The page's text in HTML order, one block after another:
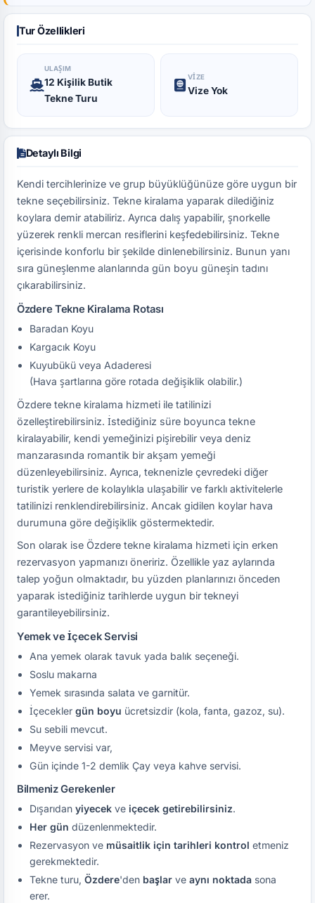
Tur Özellikleri
ULAŞIM
12 Kişilik Butik
Tekne Turu
VIZE
Vize Yok
Detaylı Bilgi
Kendi tercihlerinize ve grup büyüklüğünüze göre uygun bir
tekne seçebilirsiniz. Tekne kiralama yaparak dilediğiniz
koylara demir atabiliriz. Ayrıca dalış yapabilir, şnorkelle
yüzerek renkli mercan resiflerini keşfedebilirsiniz. Tekne
içerisinde konforlu bir şekilde dinlenebilirsiniz. Bunun yanı
sıra güneşlenme alanlarında gün boyu güneşin tadını
çıkarabilirsiniz.
Özdere Tekne Kiralama Rotası
Baradan Koyu
Kargacık Koyu
Kuyubükü veya Adaderesi
(Hava şartlarına göre rotada değişiklik olabilir.)
Özdere tekne kiralama hizmeti ile tatilinizi
özelleştirebilirsiniz. İstediğiniz süre boyunca tekne
kiralayabilir, kendi yemeğinizi pişirebilir veya deniz
manzarasında romantik bir akşam yemeği
düzenleyebilirsiniz. Ayrıca, teknenizle çevredeki diğer
turistik yerlere de kolaylıkla ulaşabilir ve farklı aktivitelerle
tatilinizi renklendirebilirsiniz. Ancak gidilen koylar hava
durumuna göre değişiklik göstermektedir.
Son olarak ise Özdere tekne kiralama hizmeti için erken
rezervasyon yapmanızı öneririz. Özellikle yaz aylarında
talep yoğun olmaktadır, bu yüzden planlarınızı önceden
yaparak istediğiniz tarihlerde uygun bir tekneyi
garantileyebilirsiniz.
Yemek ve İçecek Servisi
Ana yemek olarak tavuk yada balık seçeneği.
Soslu makarna
Yemek sırasında salata ve garnitür.
İçecekler gün boyu ücretsizdir (kola, fanta, gazoz, su).
Su sebili mevcut.
Meyve servisi var,
Gün içinde 1-2 demlik Çay veya kahve servisi.
Bilmeniz Gerekenler
Dışarıdan yiyecek ve içecek getirebilirsiniz.
Her gün düzenlenmektedir.
Rezervasyon ve müsaitlik için tarihleri kontrol etmeniz
gerekmektedir.
Tekne turu, Özdere'den başlar ve aynı noktada sona
erer.